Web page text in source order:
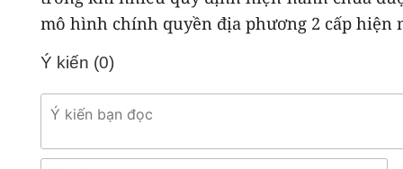
mô hình chính quyền địa phương 2 cấp hiện
Ý kiến (0)